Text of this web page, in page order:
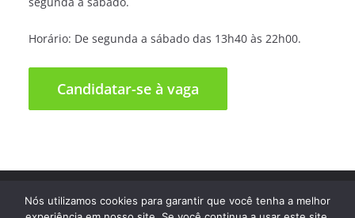
Horário: De segunda a sábado das 13h40 às 22h00.
reservados.
Nós utilizamos cookies para garantir que você tenha a melhor